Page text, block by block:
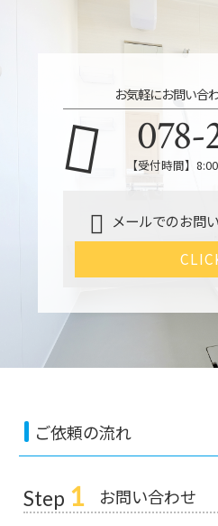
お気軽にお問い合
078-
【受付時間】
メールでのお問
ご依頼の流れ
Step 1 お問い合わせ